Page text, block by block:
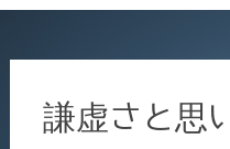
謙虚さと思